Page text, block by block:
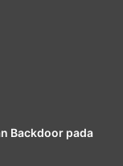
Backdoor pada